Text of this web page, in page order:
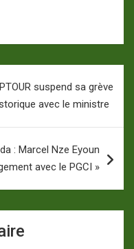
suspend sa grève
avec le ministre
: Marcel Nze Eyoun
avec le PGCI »